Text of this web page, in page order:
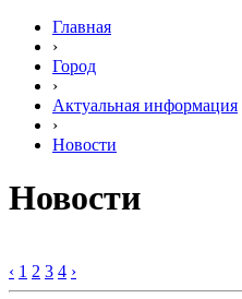
Главная
›
Город
›
Актуальная информация
›
Новости
Новости
‹ 1 2 3 4 ›